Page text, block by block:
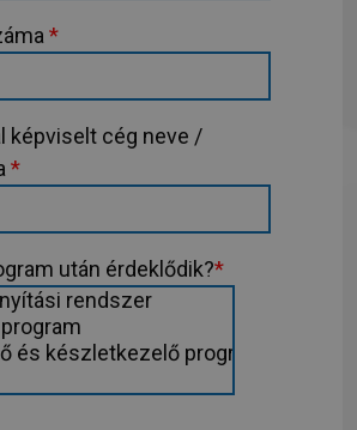
*
képviselt cég neve /
*
után érdeklődik?*